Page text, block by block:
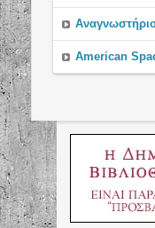
American